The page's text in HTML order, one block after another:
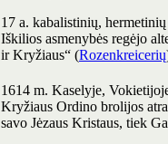
17 a. kabalistinių,
Iškilios asmenybės regėjo
ir Kryžiaus“ (Rozenkreicerių
1614 m. Kaselyje,
Kryžiaus Ordino brolijos
savo Jėzaus Kristaus, tiek